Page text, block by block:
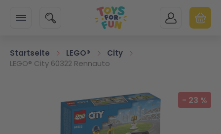
SUCHE MEIN KONTO
Startseite LEGO®
City
LEGO® City 60322 Rennauto
Zum Ende der Bildgalerie springen - 23 %